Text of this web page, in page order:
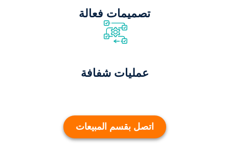
تصميمات فعالة
عمليات شفافة
اتصل بقسم المبيعات